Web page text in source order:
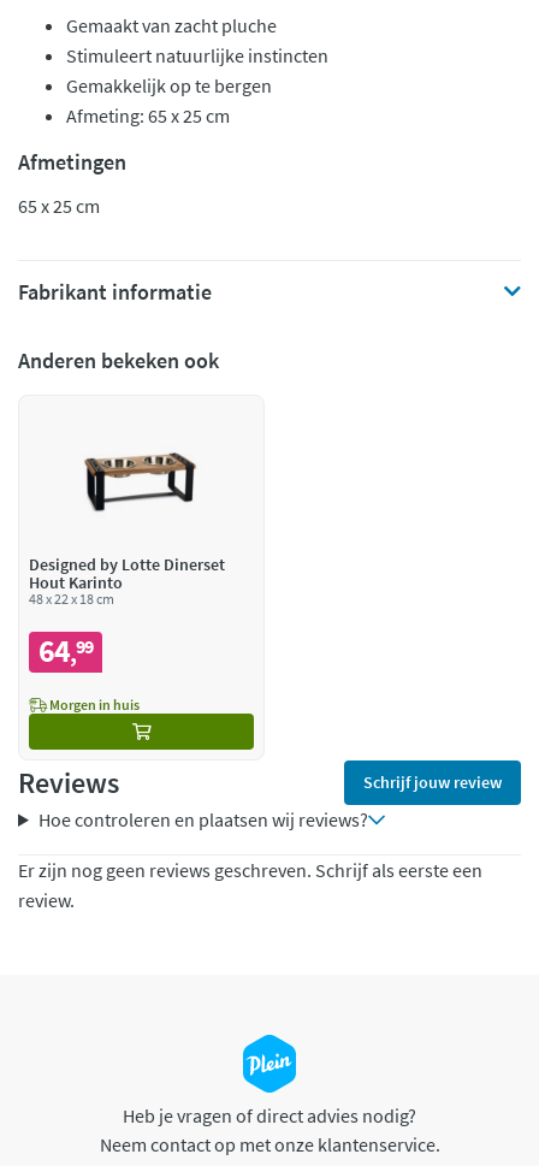
Gemaakt van zacht pluche
Stimuleert natuurlijke instincten
Gemakkelijk op te bergen
Afmeting: 65 x 25 cm
Afmetingen
65 x 25 cm
Fabrikant informatie
Anderen bekeken ook
Designed by Lotte Dinerset
Hout Karinto
48 x 22 x 18 cm
64,99
Morgen in huis
Reviews Schrijf jouw review
Hoe controleren en plaatsen wij reviews?
Er zijn nog geen reviews geschreven. Schrijf als eerste een
review.
Heb je vragen of direct advies nodig?
Neem contact op met onze klantenservice.